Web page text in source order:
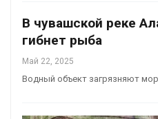
В чувашской реке
гибнет рыба
Май 22, 2025
Водный объект загрязняют